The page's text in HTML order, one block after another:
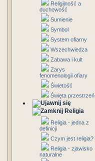
Religijność a
duchowość
Sumienie
Symbol
System ofiarny
Wszechwiedza
Zabawa i kult
Zarys
fenomenologii ofiary
Świetość
Święta przestrzeń
Religia
Religia - jedna z
definicji
Czym jest religia?
Religia - zjawisko
naturalne